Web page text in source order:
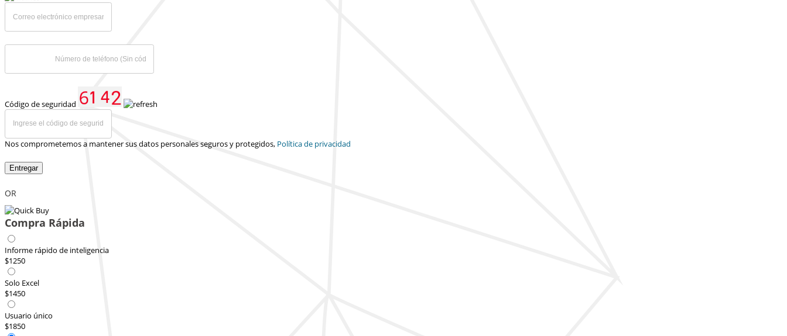
Código de seguridad
Nos comprometemos a mantener sus datos personales seguros y protegidos, Política de privacidad
Entregar
OR
Compra Rápida
Informe rápido de inteligencia
$1250
Solo Excel
$1450
Usuario único
$1850